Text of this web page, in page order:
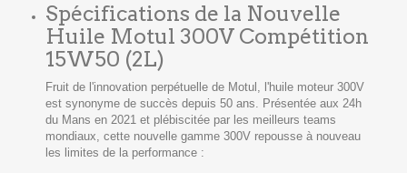
Spécifications de la Nouvelle
Huile Motul 300V Compétition
15W50 (2L)
Fruit de l'innovation perpétuelle de Motul, l'huile moteur 300V
est synonyme de succès depuis 50 ans. Présentée aux 24h
du Mans en 2021 et plébiscitée par les meilleurs teams
mondiaux, cette nouvelle gamme 300V repousse à nouveau
les limites de la performance :